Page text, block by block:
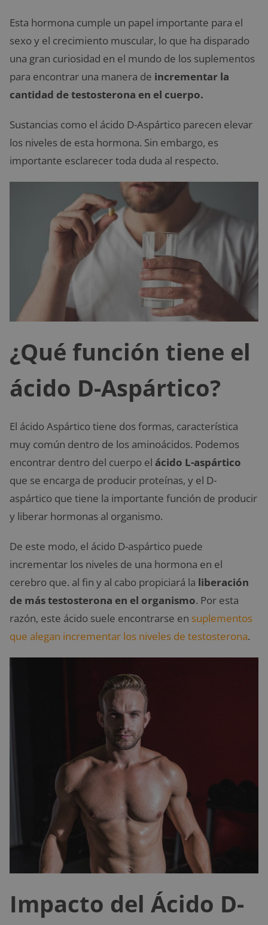
Esta hormona cumple un papel importante para el
sexo y el crecimiento muscular, lo que ha disparado
una gran curiosidad en el mundo de los suplementos
para encontrar una manera de incrementar la
cantidad de testosterona en el cuerpo.
Sustancias como el ácido D-Aspártico parecen elevar
los niveles de esta hormona. Sin embargo, es
importante esclarecer toda duda al respecto.
¿Qué función tiene el
ácido D-Aspártico?
El ácido Aspártico tiene dos formas, característica
muy común dentro de los aminoácidos. Podemos
encontrar dentro del cuerpo el ácido L-aspártico
que se encarga de producir proteínas, y el D-
aspártico que tiene la importante función de producir
y liberar hormonas al organismo.
De este modo, el ácido D-aspártico puede
incrementar los niveles de una hormona en el
cerebro que. al fin y al cabo propiciará la liberación
de más testosterona en el organismo. Por esta
razón, este ácido suele encontrarse en suplementos
que alegan incrementar los niveles de testosterona.
Impacto del Ácido D-